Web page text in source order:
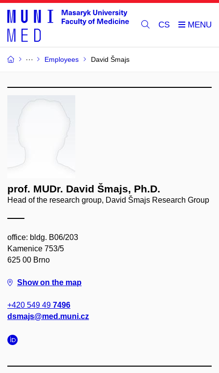
CS
Employees David Šmajs
prof. MUDr. David Šmajs, Ph.D.
Head of the research group, David Šmajs Research Group
office: bldg. B06/203
Kamenice 753/5
625 00 Brno
Show on the map
+420 549 49 7496
dsmajs@med.muni.cz